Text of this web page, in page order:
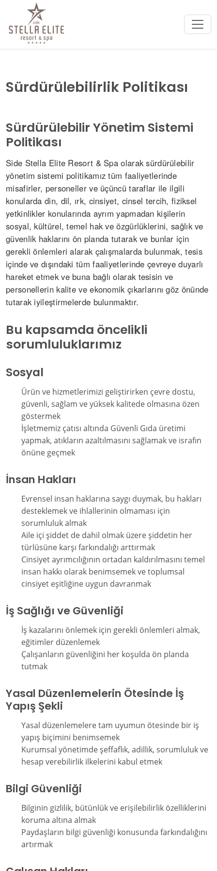
Sürdürülebilirlik Politikası
Sürdürülebilir Yönetim Sistemi
Politikası
Side Stella Elite Resort & Spa olarak sürdürülebilir
yönetim sistemi politikamız tüm faaliyetlerinde
misafirler, personeller ve üçüncü taraflar ile ilgili
konularda din, dil, ırk, cinsiyet, cinsel tercih, fiziksel
yetkinlikler konularında ayrım yapmadan kişilerin
sosyal, kültürel, temel hak ve özgürlüklerini, sağlık ve
güvenlik haklarını ön planda tutarak ve bunlar için
gerekli önlemleri alarak çalışmalarda bulunmak, tesis
içinde ve dışındaki tüm faaliyetlerinde çevreye duyarlı
hareket etmek ve buna bağlı olarak tesisin ve
personellerin kalite ve ekonomik çıkarlarını göz önünde
tutarak iyileştirmelerde bulunmaktır.
Bu kapsamda öncelikli
sorumluluklarımız
Sosyal
Ürün ve hizmetlerimizi geliştirirken çevre dostu,
güvenli, sağlam ve yüksek kalitede olmasına özen
göstermek
İşletmemiz çatısı altında Güvenli Gıda üretimi
yapmak, atıkların azaltılmasını sağlamak ve israfın
önüne geçmek
İnsan Hakları
Evrensel insan haklarına saygı duymak, bu hakları
desteklemek ve ihlallerinin olmaması için
sorumluluk almak
Aile içi şiddet de dahil olmak üzere şiddetin her
türlüsüne karşı farkındalığı arttırmak
Cinsiyet ayrımcılığının ortadan kaldırılmasını temel
insan hakkı olarak benimsemek ve toplumsal
cinsiyet eşitliğine uygun davranmak
İş Sağlığı ve Güvenliği
İş kazalarını önlemek için gerekli önlemleri almak,
eğitimler düzenlemek
Çalışanların güvenliğini her koşulda ön planda
tutmak
Yasal Düzenlemelerin Ötesinde İş
Yapış Şekli
Yasal düzenlemelere tam uyumun ötesinde bir iş
yapış biçimini benimsemek
Kurumsal yönetimde şeffaflık, adillik, sorumluluk ve
hesap verebilirlik ilkelerini kabul etmek
Bilgi Güvenliği
Bilginin gizlilik, bütünlük ve erişilebilirlik özelliklerini
koruma altına almak
Paydaşların bilgi güvenliği konusunda farkındalığını
artırmak